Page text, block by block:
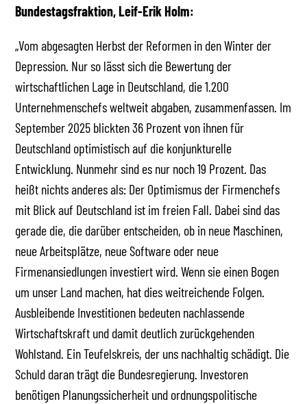
Bundestagsfraktion, Leif-Erik Holm:
„Vom abgesagten Herbst der Reformen in den Winter der
Depression. Nur so lässt sich die Bewertung der
wirtschaftlichen Lage in Deutschland, die 1.200
Unternehmenschefs weltweit abgaben, zusammenfassen. Im
September 2025 blickten 36 Prozent von ihnen für
Deutschland optimistisch auf die konjunkturelle
Entwicklung. Nunmehr sind es nur noch 19 Prozent. Das
heißt nichts anderes als: Der Optimismus der Firmenchefs
mit Blick auf Deutschland ist im freien Fall. Dabei sind das
gerade die, die darüber entscheiden, ob in neue Maschinen,
neue Arbeitsplätze, neue Software oder neue
Firmenansiedlungen investiert wird. Wenn sie einen Bogen
um unser Land machen, hat dies weitreichende Folgen.
Ausbleibende Investitionen bedeuten nachlassende
Wirtschaftskraft und damit deutlich zurückgehenden
Wohlstand. Ein Teufelskreis, der uns nachhaltig schädigt. Die
Schuld daran trägt die Bundesregierung. Investoren
benötigen Planungssicherheit und ordnungspolitische